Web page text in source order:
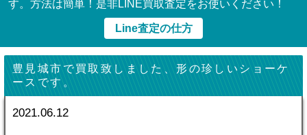
す。方法は簡単！是非LINE買取査定をお使いください！
Line査定の仕方
豊見城市で買取致しました、形の珍しいショーケ
ースです。
2021.06.12